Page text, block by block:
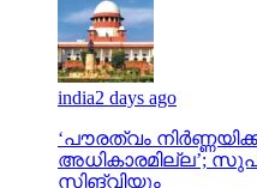
india2 days ago
‘പൗരത്വം
അധികാരമില്ല’;
സിങ്‌വിയും